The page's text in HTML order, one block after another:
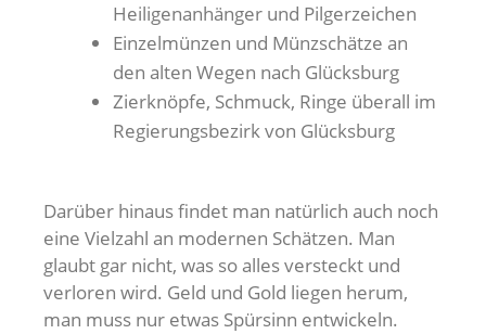
Heiligenanhänger und Pilgerzeichen
Einzelmünzen und Münzschätze an
den alten Wegen nach Glücksburg
Zierknöpfe, Schmuck, Ringe überall im
Regierungsbezirk von Glücksburg
Darüber hinaus findet man natürlich auch noch
eine Vielzahl an modernen Schätzen. Man
glaubt gar nicht, was so alles versteckt und
verloren wird. Geld und Gold liegen herum,
man muss nur etwas Spürsinn entwickeln.